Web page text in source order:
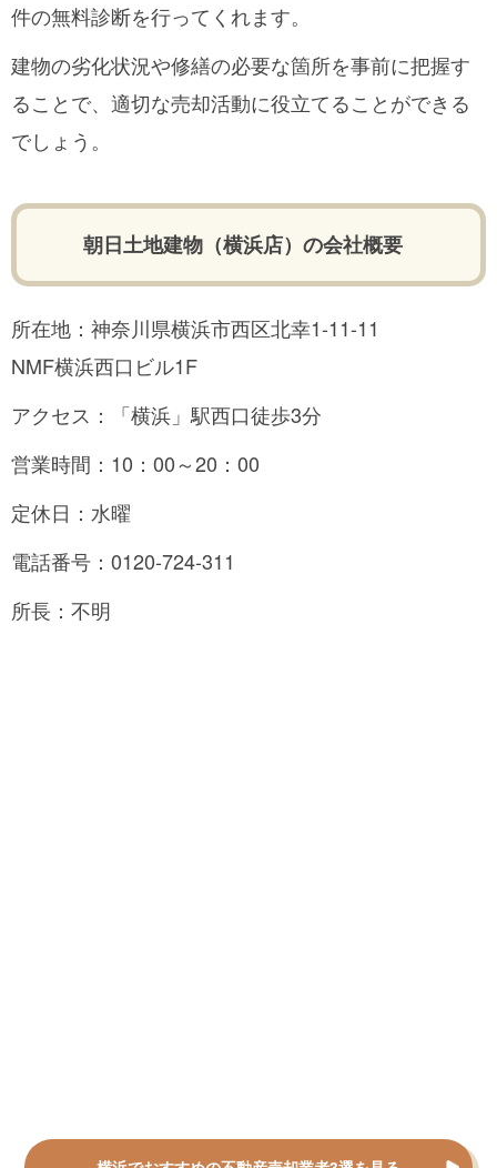
件の無料診断を行ってくれます。
建物の劣化状況や修繕の必要な箇所を事前に把握す
ることで、適切な売却活動に役立てることができる
でしょう。
朝日土地建物（横浜店）の会社概要
所在地：神奈川県横浜市西区北幸1-11-11
NMF横浜西口ビル1F
アクセス：「横浜」駅西口徒歩3分
営業時間：10：00～20：00
定休日：水曜
電話番号：0120-724-311
所長：不明